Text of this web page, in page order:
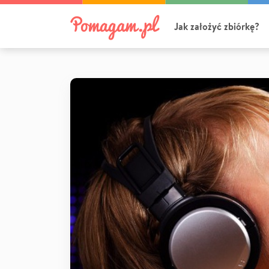
Jak założyć zbiórkę?